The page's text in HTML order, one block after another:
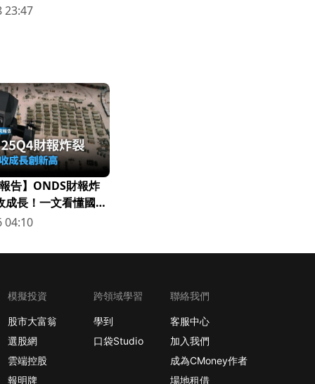
23:47
告】ONDS財報炸
成長！一文看懂國防
04:10
模擬投資
股市大富翁
選股網
雲端控股
報明牌
跨領域學習
學到
口袋Studio
聯絡我們
客服中心
加入我們
成為CMoney作者
場地租借